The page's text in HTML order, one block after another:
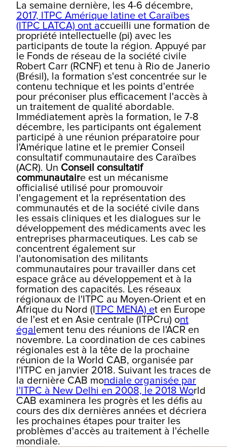
La semaine dernière, les 4-6 décembre,
2017, ITPC Amérique latine et Caraïbes
(ITPC LATCA) ont accueilli une formation de
propriété intellectuelle (pi) avec les
participants de toute la région. Appuyé par
le Fonds de réseau de la société civile
Robert Carr (RCNF) et tenu à Rio de Janerio
(Brésil), la formation s'est concentrée sur le
contenu technique et les points d'entrée
pour préconiser plus efficacement l'accès à
un traitement de qualité abordable.
Immédiatement après la formation, le 7-8
décembre, les participants ont également
participé à une réunion préparatoire pour
l'Amérique latine et le premier Conseil
consultatif communautaire des Caraïbes
(ACR). Un Conseil consultatif
communautaire est un mécanisme
officialisé utilisé pour promouvoir
l'engagement et la représentation des
communautés et de la société civile dans
les essais cliniques et les dialogues sur le
développement des médicaments avec les
entreprises pharmaceutiques. Les cab se
concentrent également sur
l'autonomisation des militants
communautaires pour travailler dans cet
espace grâce au développement et à la
formation des capacités. Les réseaux
régionaux de l'ITPC au Moyen-Orient et en
Afrique du Nord (I TPC MENA) et en Europe
de l'est et en Asie centrale (ITPCru) ont
égal ement tenu des réunions de l'ACR en
novembre. La coordination de ces cabines
régionales est à la tête de la prochaine
réunion de la World CAB, organisée par
l'ITPC en janvier 2018. Suivant les traces de
la dernière CAB mondiale organisée par
l'ITPC à New Delhi en 2008, le 2018 World
CAB examinera les progrès et les défis au
cours des dix dernières années et décriera
les prochaines étapes pour traiter les
problèmes d'accès au traitement à l'échelle
mondiale.